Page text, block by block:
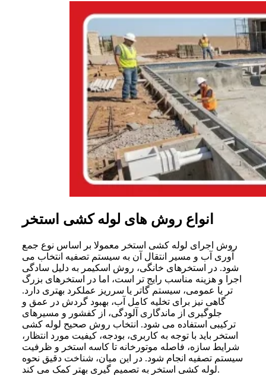
انواع روش های لوله کشی استخر
روش اجرای لوله کشی استخر معمولا بر اساس نوع جمع
آوری آب و مسیر انتقال آن به سیستم تصفیه انتخاب می
شود. در استخرهای خانگی، روش اسکیمر به دلیل سادگی
اجرا و هزینه مناسب رایج تر است، اما در استخرهای بزرگ
تر یا عمومی، سیستم گاتر یا سرریز عملکرد بهتری دارد.
گاهی نیز برای تخلیه کامل آب، بهبود گردش در عمق و
جلوگیری از ماندگاری آلودگی، از کفشور و مسیرهای
ترکیبی استفاده می شود. انتخاب روش صحیح لوله کشی
استخر باید با توجه به کاربری، بودجه، کیفیت مورد انتظار،
شرایط سازه، فاصله موتورخانه تا کاسه استخر و ظرفیت
سیستم تصفیه انجام شود. در این میان، شناخت دقیق نحوه
لوله کشی استخر به تصمیم گیری بهتر کمک می کند.